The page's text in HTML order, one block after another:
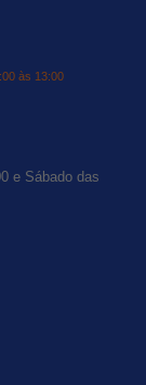
às 13:00
e Sábado das